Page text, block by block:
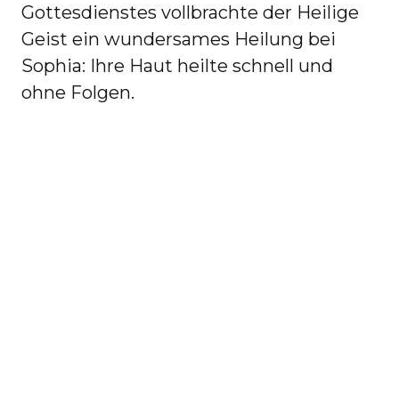
Gottesdienstes vollbrachte der Heilige
Geist ein wundersames Heilung bei
Sophia: Ihre Haut heilte schnell und
ohne Folgen.